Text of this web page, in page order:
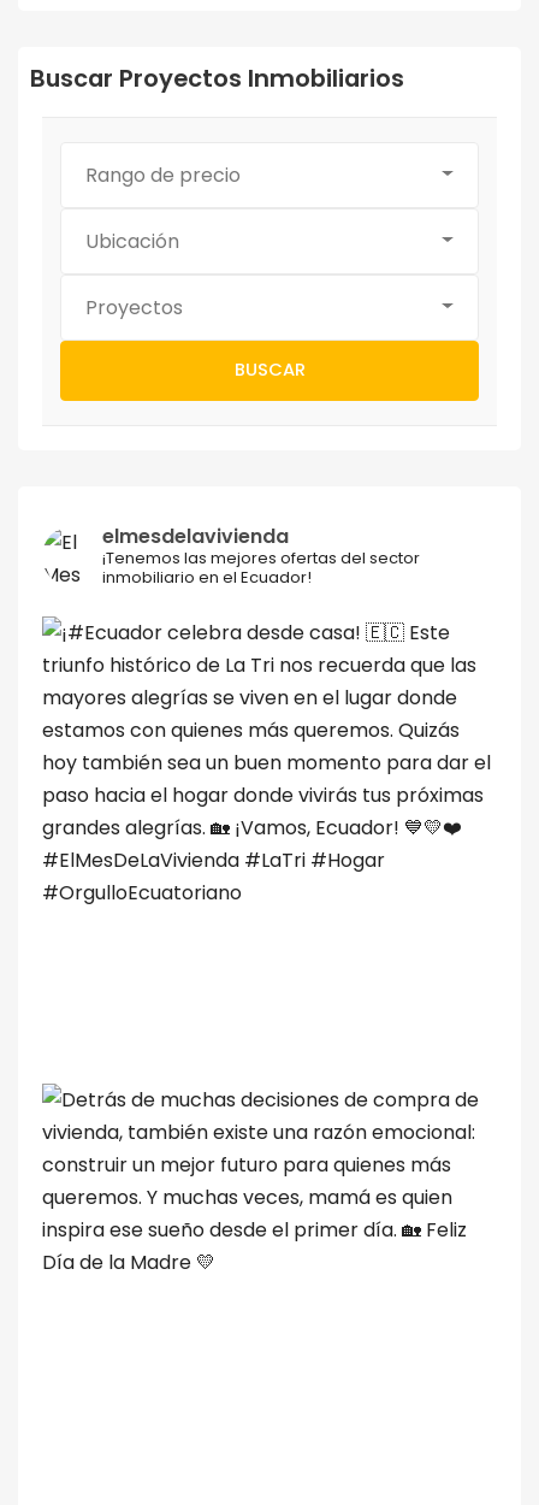
Buscar Proyectos Inmobiliarios
Rango de precio
Ubicación
Proyectos
BUSCAR
elmesdelavivienda
¡Tenemos las mejores ofertas del sector
inmobiliario en el Ecuador!